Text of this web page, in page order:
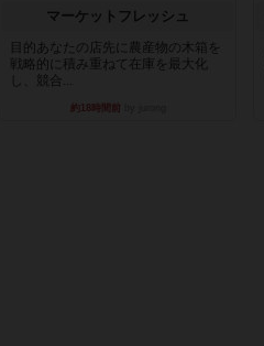
マーケットフレッシュ
目的あなたの店先に農産物の木箱を
戦略的に積み重ねて在庫を最大化
し、競合...
約18時間前